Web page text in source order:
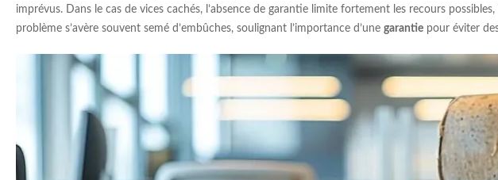
imprévus. Dans le cas de vices cachés, l’absence de garantie limite fortement les recours
problème s’avère souvent semé d’embûches, soulignant l’importance d’une garantie pour éviter